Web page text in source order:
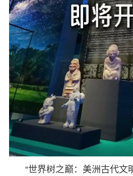
“世界树之巅：美洲古代文